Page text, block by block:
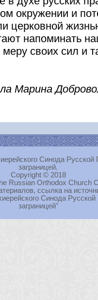
окружении и
церковной
напоминать
своих сил и
Марина
Синода Русской
заграницей.
Copyright © 2018
Russian Orthodox Church
ссылка на
Синода
заграницей"